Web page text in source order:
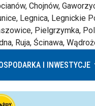
Chojnów,
Legnica, Legnickie
Pielgrzymka,
Ruja, Ścinawa,
I INWESTYCJE